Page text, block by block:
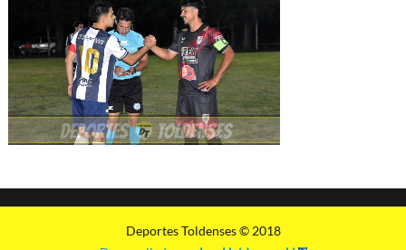
Deportes Toldenses © 2018